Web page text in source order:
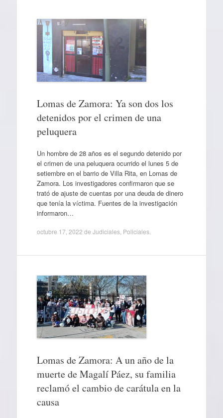
Lomas de Zamora: Ya son dos los
detenidos por el crimen de una
peluquera
Un hombre de 28 años es el segundo detenido por
el crimen de una peluquera ocurrido el lunes 5 de
setiembre en el barrio de Villa Rita, en Lomas de
Zamora. Los investigadores confirmaron que se
trató de ajuste de cuentas por una deuda de dinero
que tenía la víctima. Fuentes de la investigación
informaron…
octubre 17, 2022 de Judiciales, Policiales.
Lomas de Zamora: A un año de la
muerte de Magalí Páez, su familia
reclamó el cambio de carátula en la
causa